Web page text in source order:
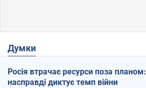
Думки
Росія втрачає ресурси поза
насправді диктує темп війни